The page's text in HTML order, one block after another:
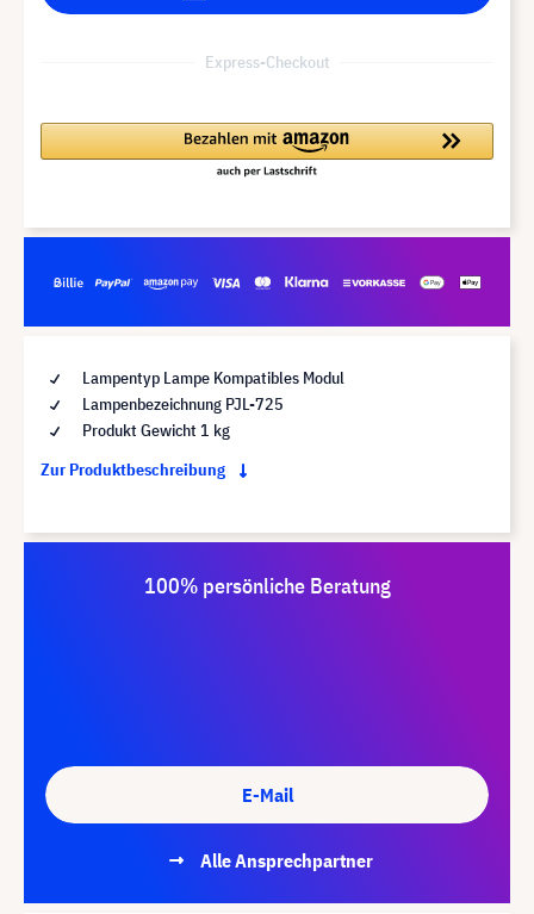
Express-Checkout
Lampentyp Lampe Kompatibles Modul
Lampenbezeichnung PJL-725
Produkt Gewicht 1 kg
Zur Produktbeschreibung
100% persönliche Beratung
E-Mail
Alle Ansprechpartner